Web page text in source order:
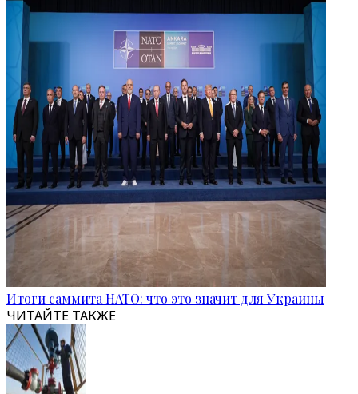
Итоги саммита НАТО: что это значит для Украины
ЧИТАЙТЕ ТАКЖЕ